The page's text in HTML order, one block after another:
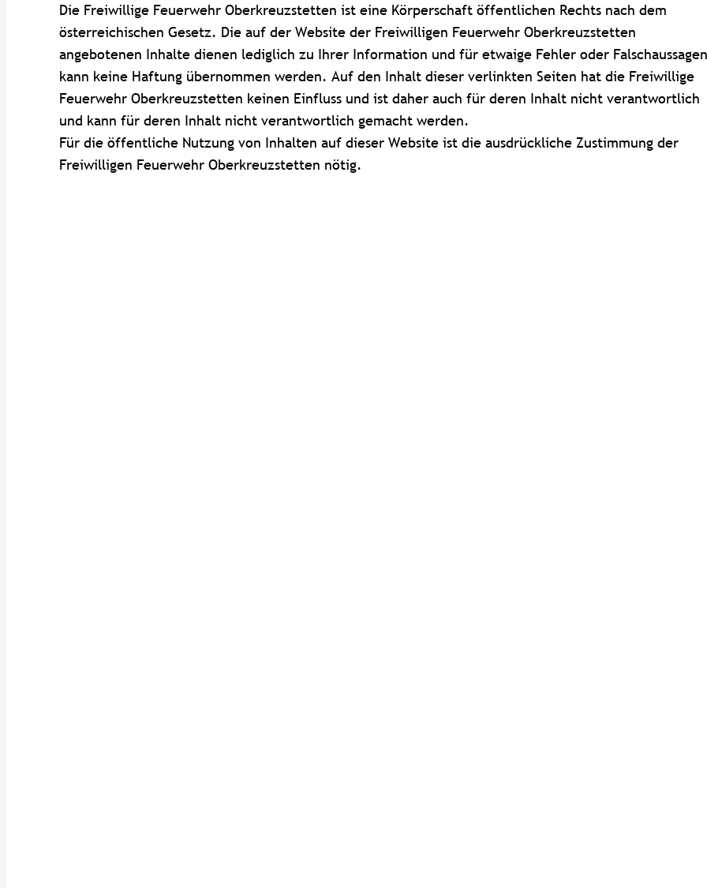
Die Freiwillige Feuerwehr Oberkreuzstetten ist eine Körperschaft öffentlichen Rechts nach dem
österreichischen Gesetz. Die auf der Website der Freiwilligen Feuerwehr Oberkreuzstetten
angebotenen Inhalte dienen lediglich zu Ihrer Information und für etwaige Fehler oder
kann keine Haftung übernommen werden. Auf den Inhalt dieser verlinkten Seiten hat die Freiwillige
Feuerwehr Oberkreuzstetten keinen Einfluss und ist daher auch für deren Inhalt nicht verantwortlich
und kann für deren Inhalt nicht verantwortlich gemacht werden.
Für die öffentliche Nutzung von Inhalten auf dieser Website ist die ausdrückliche Zustimmung der
Freiwilligen Feuerwehr Oberkreuzstetten nötig.